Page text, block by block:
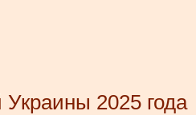
2025 года